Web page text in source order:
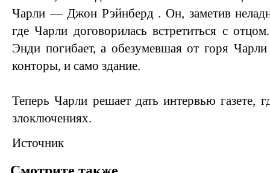
Чарли — Джон Рэйнберд . Он, заметив
где Чарли договорилась встретиться с
Энди погибает, а обезумевшая от горя
конторы, и само здание.
Теперь Чарли решает дать интервью газете,
злоключениях.
Источник